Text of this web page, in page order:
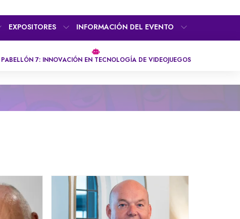
EXPOSITORES INFORMACIÓN DEL EVENTO
PABELLÓN 7: INNOVACIÓN EN TECNOLOGÍA DE VIDEOJUEGOS